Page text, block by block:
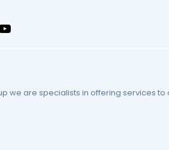
we are specialists in offering services